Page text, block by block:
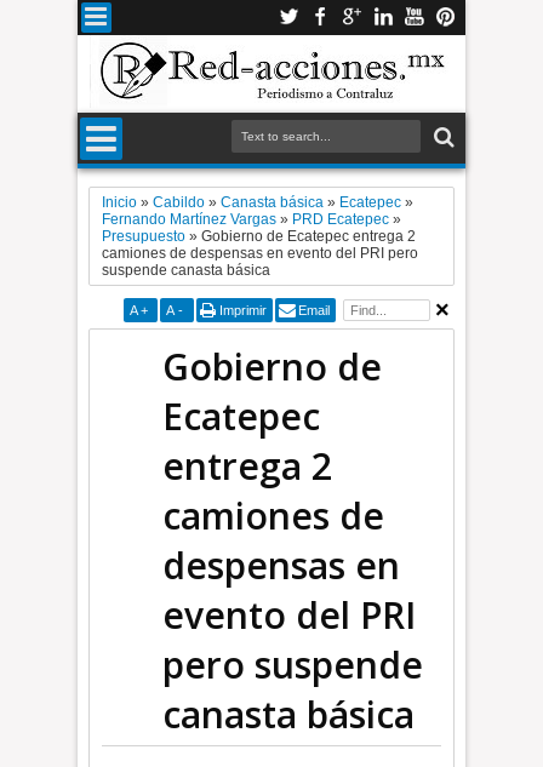
Inicio »Cabildo »Canasta básica » Ecatepec »
Fernando Martínez Vargas » PRD Ecatepec »
Presupuesto »Gobierno de Ecatepec entrega 2
camiones de despensas en evento del PRI pero
suspende canasta básica
A + A - Imprimir Email
Gobierno de
Ecatepec
entrega 2
camiones de
despensas en
evento del PRI
pero suspende
canasta básica